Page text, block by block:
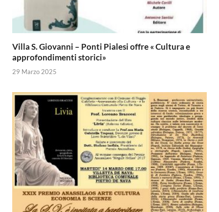
Villa S. Giovanni – Ponti Pialesi offre « Cultura e
approfondimenti storici»
29 Marzo 2025